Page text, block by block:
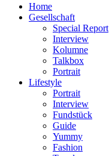
Home
Gesellschaft
Special Report
Interview
Kolumne
Talkbox
Portrait
Lifestyle
Portrait
Interview
Fundstück
Guide
Yummy
Fashion